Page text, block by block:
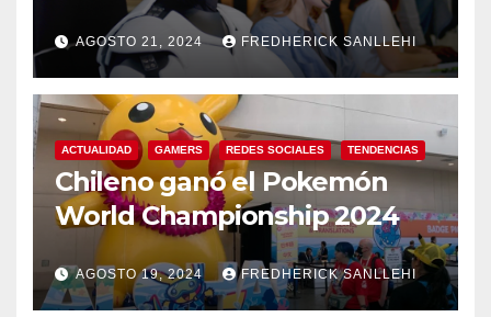
AGOSTO 21, 2024 FREDHERICK SANLLEHI
ACTUALIDAD GAMERS REDES SOCIALES TENDENCIAS
Chileno ganó el Pokemón
World Championship 2024
AGOSTO 19, 2024 FREDHERICK SANLLEHI